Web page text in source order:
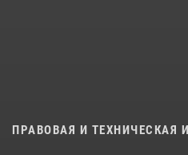
ПРАВОВАЯ И ТЕХНИЧЕСКАЯ